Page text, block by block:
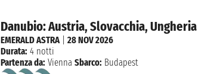
Danubio: Austria, Slovacchia, Ungheria
EMERALD ASTRA|28 NOV 2026
Durata: 4 notti
Partenza da: Vienna Sbarco: Budapest